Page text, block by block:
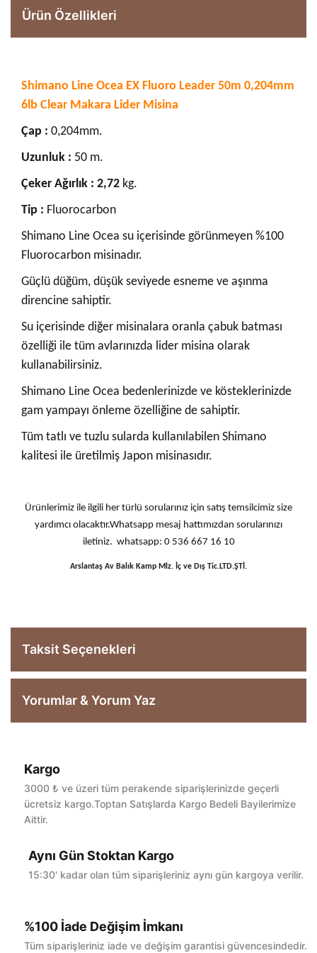
Ürün Özellikleri
Shimano Line Ocea EX Fluoro Leader 50m 0,204mm
6lb Clear Makara Lider Misina
Çap : 0,204mm.
Uzunluk : 50 m.
Çeker Ağırlık : 2,72 kg.
Tip : Fluorocarbon
Shimano Line Ocea su içerisinde görünmeyen %100
Fluorocarbon misinadır.
Güçlü düğüm, düşük seviyede esneme ve aşınma
direncine sahiptir.
Su içerisinde diğer misinalara oranla çabuk batması
özelliği ile tüm avlarınızda lider misina olarak
kullanabilirsiniz.
Shimano Line Ocea bedenlerinizde ve kösteklerinizde
gam yampayı önleme özelliğine de sahiptir.
Tüm tatlı ve tuzlu sularda kullanılabilen Shimano
kalitesi ile üretilmiş Japon misinasıdır.
Ürünlerimiz ile ilgili her türlü sorularınız için satış temsilcimiz size
yardımcı olacaktır.Whatsapp mesaj hattımızdan sorularınızı
iletiniz. whatsapp: 0 536 667 16 10
Arslantaş Av Balık Kamp Mlz. İç ve Dış Tic.LTD.ŞTİ.
Taksit Seçenekleri
Yorumlar & Yorum Yaz
Bu ürüne ilk yorumu siz yapın!
Kargo
3000 ₺ ve üzeri tüm perakende siparişlerinizde geçerli
ücretsiz kargo.Toptan Satışlarda Kargo Bedeli Bayilerimize
Aittir.
Aynı Gün Stoktan Kargo
15:30' kadar olan tüm siparişleriniz aynı gün kargoya verilir.
%100 İade Değişim İmkanı
Tüm siparişleriniz iade ve değişim garantisi güvencesindedir.